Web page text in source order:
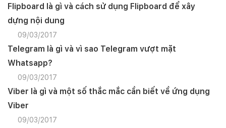
Flipboard là gì và cách sử dụng Flipboard để xây
dựng nội dung
09/03/2017
Telegram là gì và vì sao Telegram vượt mặt
Whatsapp?
09/03/2017
Viber là gì và một số thắc mắc cần biết về ứng dụng
Viber
09/03/2017